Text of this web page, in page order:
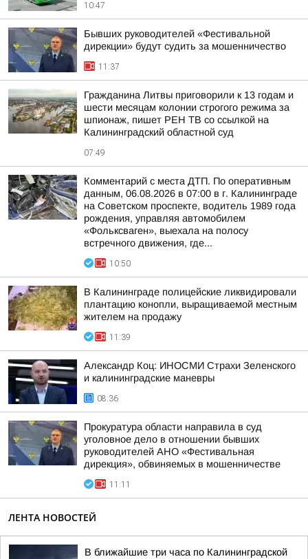
10:47
Бывших руководителей «Фестивальной
дирекции» будут судить за мошенничество
11:37
Гражданина Литвы приговорили к 13 годам и
шести месяцам колонии строгого режима за
шпионаж, пишет РЕН ТВ со ссылкой на
Калининградский областной суд
07:49
Комментарий с места ДТП. По оперативным
данным, 06.08.2026 в 07:00 в г. Калининграде
на Советском проспекте, водитель 1989 года
рождения, управляя автомобилем
«Фольксваген», выехала на полосу
встречного движения, где...
10:50
В Калининграде полицейские ликвидировали
плантацию конопли, выращиваемой местным
жителем на продажу
11:39
Александр Коц: ИНОСМИ Страхи Зеленского
и калининградские маневры
08:36
Прокуратура области направила в суд
уголовное дело в отношении бывших
руководителей АНО «Фестивальная
дирекция», обвиняемых в мошенничестве
11:11
ЛЕНТА НОВОСТЕЙ
В ближайшие три часа по Калининградской